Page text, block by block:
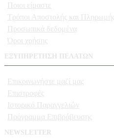
Ποιοι είμαστε
Τρόποι Αποστολής και Πληρωμής
Προσωπικά δεδομένα
Όροι χρήσης
ΕΞΥΠΗΡΕΤΗΣΗ ΠΕΛΑΤΩΝ
Επικοινωνήστε μαζί μας
Επιστροφές
Ιστορικό Παραγγελιών
Πρόγραμμα Επιβράβευσης
NEWSLETTER